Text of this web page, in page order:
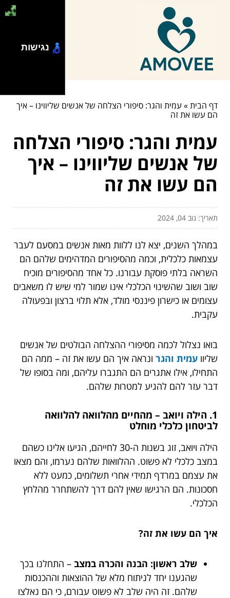
דף הבית» עמית והגר: סיפורי הצלחה של אנשים שליווינו – איך
הם עשו את זה
עמית והגר: סיפורי הצלחה
של אנשים שליווינו – איך
הם עשו את זה
תאריך: נוב 04, 2024
במהלך השנים, יצא לנו ללוות מאות אנשים במסעם לעבר
עצמאות כלכלית, וכמה מהסיפורים המדהימים שלהם הם
השראה בלתי פוסקת עבורנו. כל אחד מהסיפורים מוכיח
שוב ושוב שהשינוי הכלכלי אינו שמור למי שיש לו משאבים
עצומים או כישרון פיננסי מולד, אלא תלוי ברצון ובפעולה
עקבית.
בואו נצלול לכמה מסיפורי ההצלחה הבולטים של אנשים
שליוו עמית והגר ונראה איך הם עשו את זה – ממה הם
התחילו, אילו אתגרים הם התגברו עליהם, ומה בסופו של
דבר עזר להם להגיע למטרות שלהם.
1. הילה ויואב – מהחיים מהלוואה להלוואה
לביטחון כלכלי מוחלט
הילה ויואב, זוג בשנות ה-30 לחייהם, הגיעו אלינו כשהם
במצב כלכלי לא פשוט. ההלוואות שלהם נערמו, והם מצאו
את עצמם במרדף תמידי אחרי תשלומים, כמעט ללא
חסכונות. הם הרגישו שאין להם דרך להשתחרר מהלחץ
הכלכלי.
איך הם עשו את זה?
שלב ראשון: הבנה והכרה במצב – התחלנו בכך
שהגענו יחד לניתוח מלא של ההוצאות וההכנסות
שלהם. זה היה שלב לא פשוט עבורם, כי הם נאלצו
נגישות